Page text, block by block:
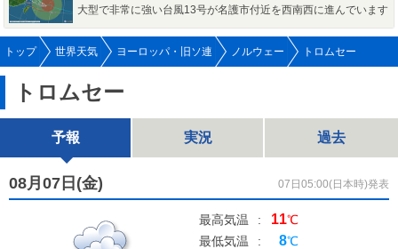
大型で非常に強い台風13号が名護市付近を西南西に進んでいます
トップ 世界天気 ヨーロッパ・旧ソ連 ノルウェー トロムセー
トロムセー
予報 実況 過去
08月07日(金) 07日05:00(日本時)発表
最高気温 : 11℃
最低気温
: 8℃